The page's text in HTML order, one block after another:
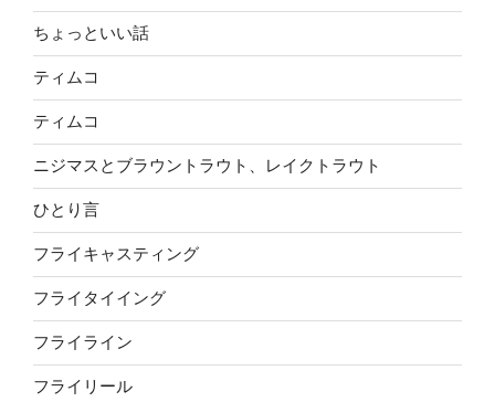
ちょっといい話
ティムコ
ティムコ
ニジマスとブラウントラウト、レイクトラウト
ひとり言
フライキャスティング
フライタイイング
フライライン
フライリール